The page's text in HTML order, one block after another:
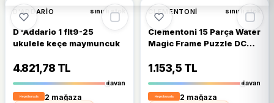
D'ADDARIO sınırlı stok
D 'Addario 1 flt9-25
ukulele keçe maymuncuk
4.821,78 TL
tavan
2 mağaza
CLEMENTONI sınırlı stok
Clementoni 15 Parça Water
Magic Frame Puzzle DC
1.153,5 TL
tavan
2 mağaza